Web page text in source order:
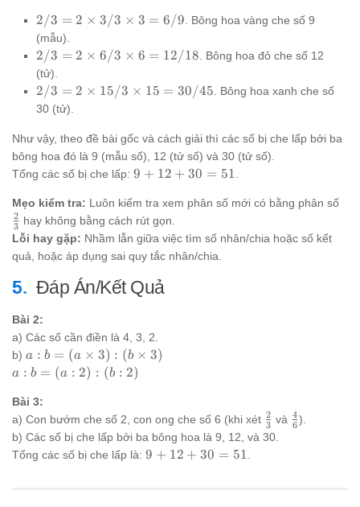
\frac{30}
{?}
2/3 =
2
\times
3 / 3
\times
3 =
6/9
2/3 = 2 × 3/3 × 3 = 6/9 . Bông hoa vàng che số 9
(mẫu).
2/3 =
2
\times
6 / 3
\times
6 =
12/18
2/3 = 2 × 6/3 × 6 = 12/18 . Bông hoa đỏ che số 12
(tử).
2/3 =
2
15 / 3
\times
15 =
2/3 = 2 × 15/3 × 15 = 30/45 . Bông hoa xanh che số
30 (tử).
Như vậy, theo đề bài gốc và cách giải thì các số bị che lấp bởi ba
bông hoa đó là 9 (mẫu số), 12 (tử số) và 30 (tử số).
Tổng các số bị che lấp: 9
12
+
30
=
9 + 12 + 30 = 51
Mẹo kiểm tra: Luôn kiểm tra xem phân số mới có bằng phân số
3
2 hay không bằng cách rút gọn.
Lỗi hay gặp: Nhầm lẫn giữa việc tìm số nhân/chia hoặc số kết
quả, hoặc áp dụng sai quy tắc nhân/chia.
Đáp Án/Kết Quả
Bài 2:
a) Các số cần điền là 4, 3, 2.
b) a : b =
(a
3) : (b
\times
3)
a : b = (a × 3) : (b × 3)
a
b
=
(a
:
a : b = (a : 2) : (b : 2)
Bài 3:
a) Con bướm che số 2, con ong che số 6 (khi xét \frac{2}
{3}
3
2 và \frac{4}
{6}
6
4).
b) Các số bị che lấp bởi ba bông hoa là 9, 12, và 30.
Tổng các số bị che lấp là: 9
9 + 12 + 30 = 51